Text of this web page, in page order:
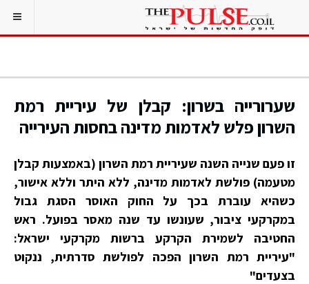
שערורייה בשרון: קבלן של עיריית רמת
השרון פלש לאדמות מדינה בחסות העירייה
זו פעם שנייה השנה שעיריית רמת השרון (באמצעות קבלן
מטעמה) פולשת לאדמות מדינה, ללא היתר וללא אישור,
כשהיא עוברת בכך על החוק האוסר הסגת גבול
במקרקעי ציבור, שעונשו עד שנה מאסר בפועל. ראש
החטיבה לשמירת הקרקע ברשות מקרקעי ישראל:
"עיריית רמת השרון הפכה לפולשת סדרתית, ננקוט
בצעדים"